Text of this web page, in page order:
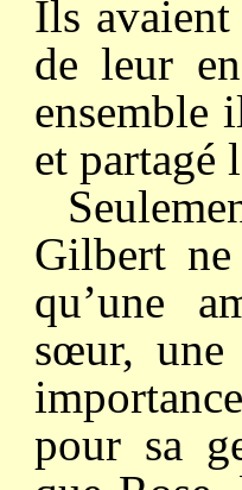
Ils avaient
de leur
ensemble
et partagé
Gilbert
qu’une
sœur,
pour sa